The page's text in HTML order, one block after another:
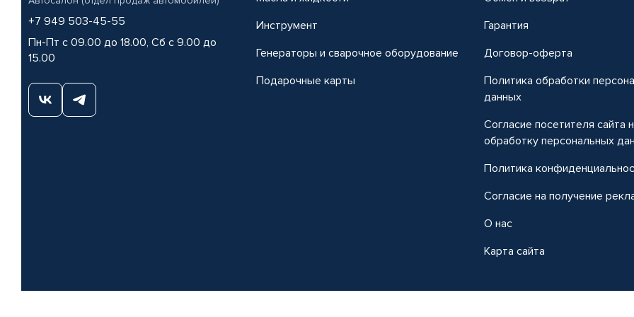
+7 949 503-45-55
Пн-Пт с 09.00 до 18.00, Сб с 9.00 до
15.00
Инструмент
Генераторы и сварочное оборудование
Подарочные карты
Гарантия
Договор-оферта
Политика обработки
данных
Согласие посетителя сайта
обработку персональных
Политика
Согласие на получение
О нас
Карта сайта